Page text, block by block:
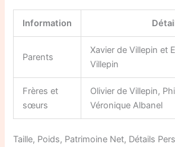
Information
Parents
Xavier de Villepin et
Villepin
Frères et
sœurs
Olivier de Villepin,
Véronique Albanel
Taille, Poids, Patrimoine Net, Détails